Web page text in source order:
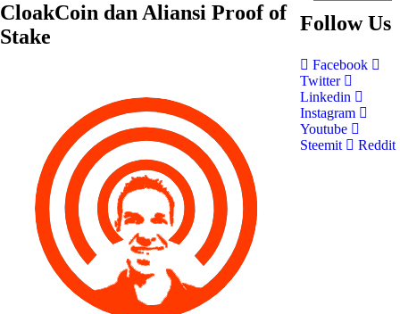
CloakCoin dan Aliansi Proof of
Stake
Follow Us
Facebook
Twitter
Linkedin
Instagram
Youtube
Steemit
Reddit